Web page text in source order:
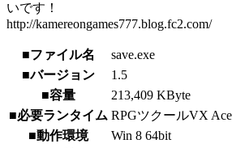
いです！
http://kamereongames777.blog.fc2.com/
■ファイル名
save.exe
■バージョン
1.5
■容量
213,409 KByte
■必要ランタイム RPGツクールVX
■動作環境
Win 8 64bit